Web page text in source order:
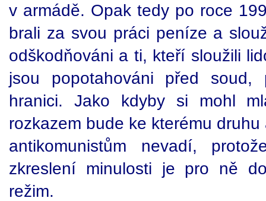
v armádě. Opak tedy po roce
brali za svou práci peníze a
odškodňováni a ti, kteří sloužili
jsou popotahováni před
hranici. Jako kdyby si mohl
rozkazem bude ke kterému
antikomunistům nevadí,
zkreslení minulosti je pro ně
režim.